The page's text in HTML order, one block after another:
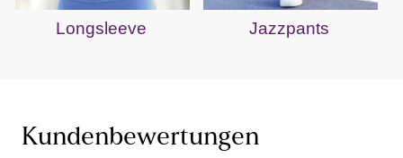
Longsleeve Jazzpants
Kundenbewertungen